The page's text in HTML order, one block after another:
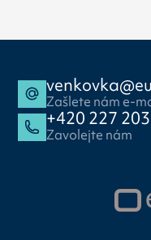
Zašlete nám e-
+420 227
Zavolejte nám